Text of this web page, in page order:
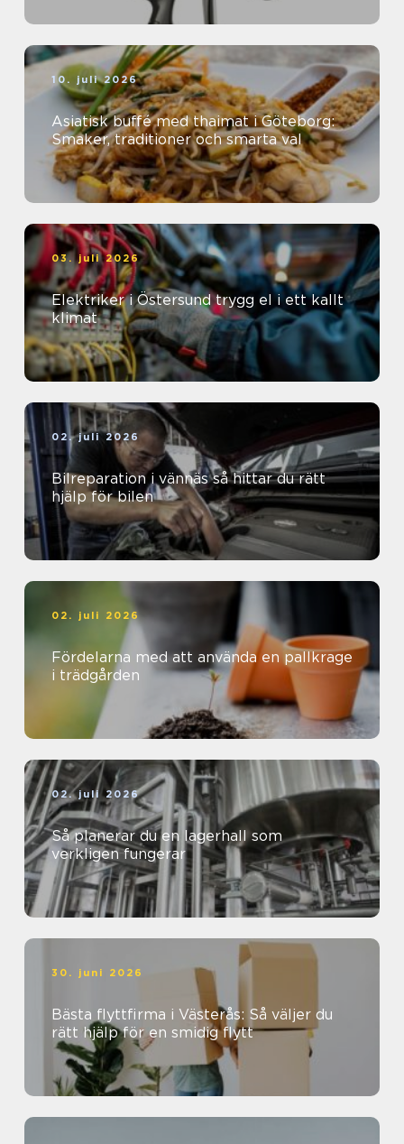
10. juli 2026
Asiatisk buffé med thaimat i Göteborg:
Smaker, traditioner och smarta val
03. juli 2026
Elektriker i Östersund trygg el i ett kallt
klimat
02. juli 2026
Bilreparation i vännäs så hittar du rätt
hjälp för bilen
02. juli 2026
Fördelarna med att använda en pallkrage
i trädgården
02. juli 2026
Så planerar du en lagerhall som
verkligen fungerar
30. juni 2026
Bästa flyttfirma i Västerås: Så väljer du
rätt hjälp för en smidig flytt